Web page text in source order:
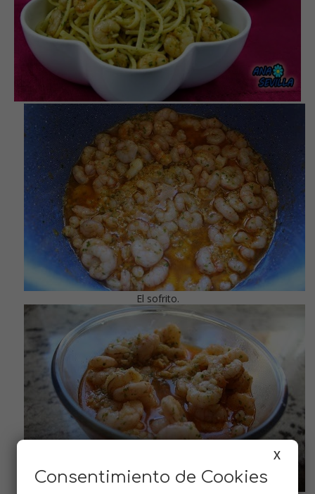
El sofrito.
X
Consentimiento de Cookies